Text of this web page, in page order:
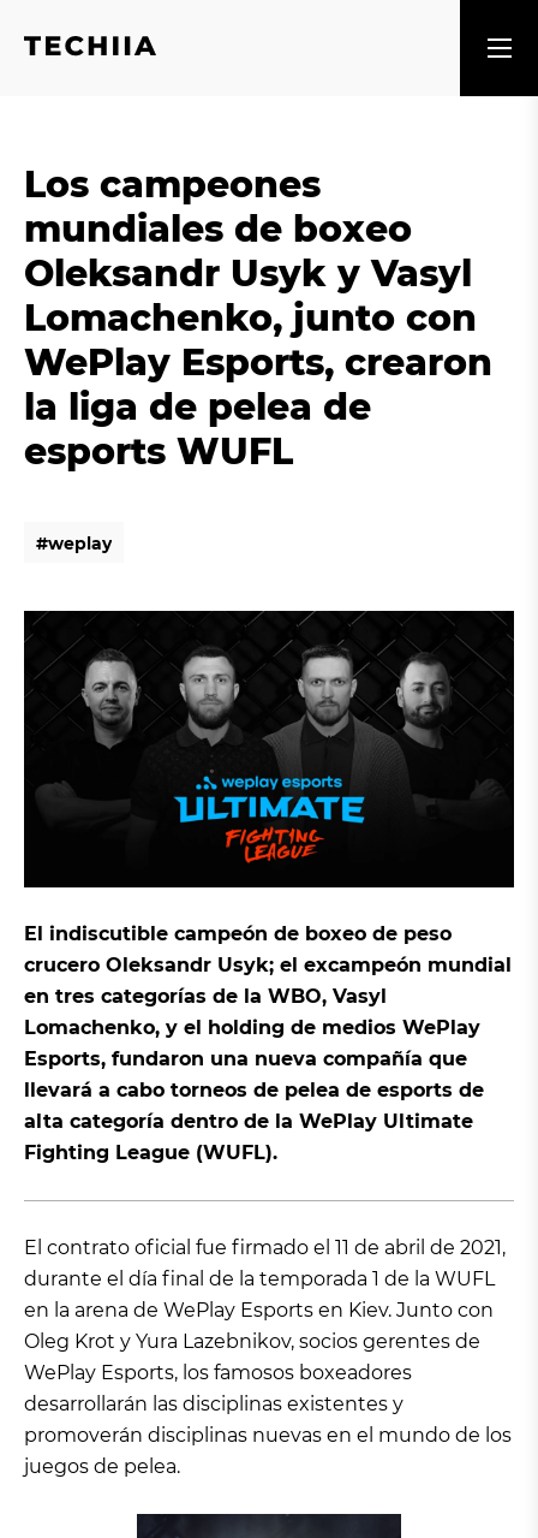
Los campeones
mundiales de boxeo
Oleksandr Usyk y Vasyl
Lomachenko, junto con
WePlay Esports, crearon
la liga de pelea de
esports WUFL
#weplay
El indiscutible campeón de boxeo de peso
crucero Oleksandr Usyk; el excampeón mundial
en tres categorías de la WBO, Vasyl
Lomachenko, y el holding de medios WePlay
Esports, fundaron una nueva compañía que
llevará a cabo torneos de pelea de esports de
alta categoría dentro de la WePlay Ultimate
Fighting League (WUFL).
El contrato oficial fue firmado el 11 de abril de 2021,
durante el día final de la temporada 1 de la WUFL
en la arena de WePlay Esports en Kiev. Junto con
Oleg Krot y Yura Lazebnikov, socios gerentes de
WePlay Esports, los famosos boxeadores
desarrollarán las disciplinas existentes y
promoverán disciplinas nuevas en el mundo de los
juegos de pelea.